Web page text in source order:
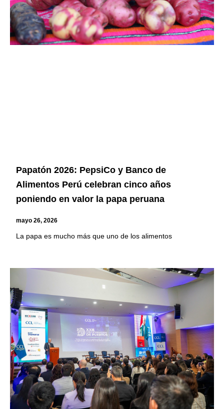
Papatón 2026: PepsiCo y Banco de
Alimentos Perú celebran cinco años
poniendo en valor la papa peruana
mayo 26, 2026
La papa es mucho más que uno de los alimentos